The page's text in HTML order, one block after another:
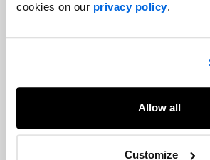
cookies on our privacy policy.
Allow all
Customize
NATIONALaccueille Daniel Richard
09 avril 2021
Ottawa accueille Simon
Beauchemin en tant que directeur,